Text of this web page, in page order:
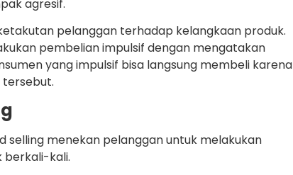
agresif.
pelanggan terhadap kelangkaan produk.
pembelian impulsif dengan mengatakan
yang impulsif bisa langsung membeli karena
selling menekan pelanggan untuk melakukan
berkali-kali.